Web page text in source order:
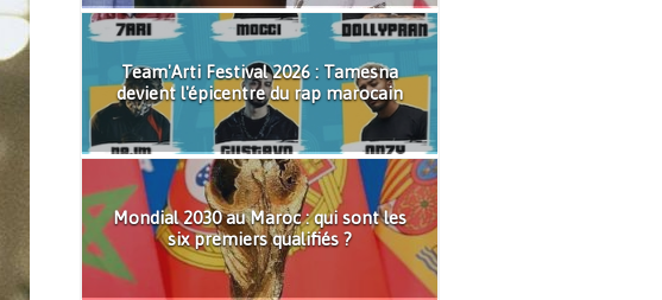
Team'Arti Festival 2026 : Tamesna
devient l'épicentre du rap marocain
Mondial 2030 au Maroc : qui sont les
six premiers qualifiés ?